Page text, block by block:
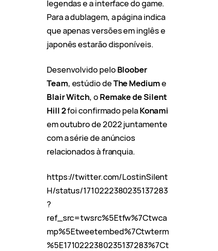
legendas e a interface do game.
Para a dublagem, a página indica
que apenas versões em inglês e
japonês estarão disponíveis.
Desenvolvido peloBloober
Team, estúdio deThe Mediume
Blair Witch, oRemake de Silent
Hill 2foi confirmado pelaKonami
em outubro de 2022 juntamente
com a série de anúncios
relacionados à franquia.
https://twitter.com/LostinSilent
H/status/1710222380235137283
?
ref_src=twsrc%5Etfw%7Ctwca
mp%5Etweetembed%7Ctwterm
%5E1710222380235137283%7Ct